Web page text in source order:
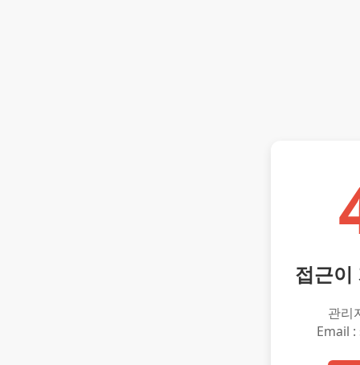
접근이
관리
Email